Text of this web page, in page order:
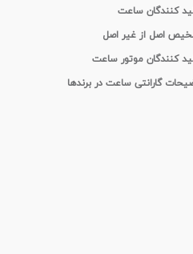
کنندگان ساعت
اصل از غیر اصل
کنندگان موتور ساعت
گارانتی ساعت در برندها